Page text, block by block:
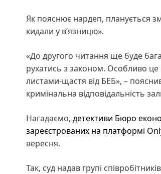
Як пояснює нардеп, планується
кидали у вʼязницю».
«До другого читання ще буде
рухатись з законом. Особливо
листами-щастя від БЕБ», –
кримінальна відповідальність
Нагадаємо, детективи Бюро
зареєстрованих на платформі
вересня.
Так, суд надав групі